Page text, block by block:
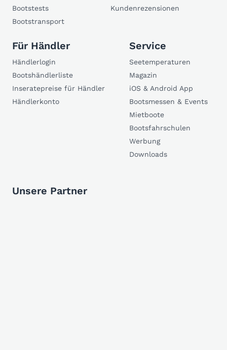
Bootstests
Bootstransport
Kundenrezensionen
Für Händler
Händlerlogin
Bootshändlerliste
Inseratepreise für Händler
Händlerkonto
Service
Seetemperaturen
Magazin
iOS & Android App
Bootsmessen & Events
Mietboote
Bootsfahrschulen
Werbung
Downloads
Unsere Partner